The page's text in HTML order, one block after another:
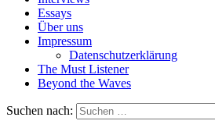
Essays
Über uns
Impressum
Datenschutzerklärung
The Must Listener
Beyond the Waves
Suchen nach: